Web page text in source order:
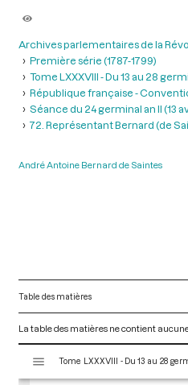
Archives parlementaires de la
Première série (1787-1799)
Tome LXXXVIII - Du 13 au 28
République française -
Séance du 24 germinal an II (13
72. Représentant Bernard (de
André Antoine Bernard de Saintes
Table des matières
La table des matières ne contient
s
Tome LXXXVIII - Du 13 au 28